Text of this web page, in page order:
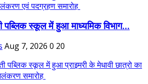
पब्लिक स्कूल में हुआ माध्यमिक विभाग...
Aug 7, 2026 0 20